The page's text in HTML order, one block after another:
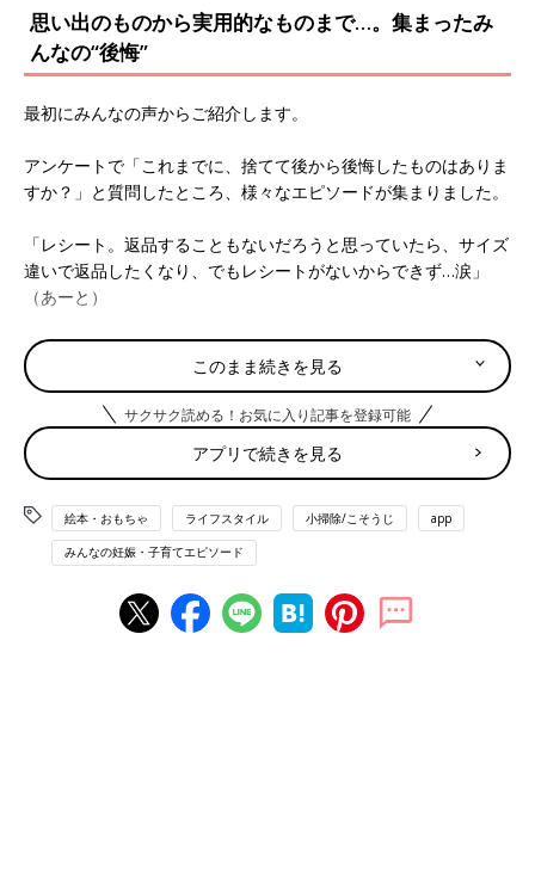
が楽になり、子どもとの時間が増えたという母
思い出のものから実用的なものまで…。集まったみ
んなの“後悔”
最初にみんなの声からご紹介します。
アンケートで「これまでに、捨てて後から後悔したものはありま
すか？」と質問したところ、様々なエピソードが集まりました。
「レシート。返品することもないだろうと思っていたら、サイズ
違いで返品したくなり、でもレシートがないからできず…涙」
（あーと）
「QUOカード残高の記載されているレシート。レシートは何も
考えず買っですぐに破棄する癖が身についているため、いただい
たQUOカード使用時もよく確かめずにノールックで捨ててしま
う。そのため残高がわからない」（しろうさぎ）
「金融機関から発行された書類で後々必要になったものがあっ
た。独身時代の写真も捨ててしまい、結婚式の準備で小さい頃の
振り返りをしたいと思っても思い出せるものがない…」（とりっ
ぴー）
「昔の写真をほとんど処分した。普段見ないけど、やっぱり置い
ておけばよかった」（ナッツ）
このまま続きを見る
サクサク読める！お気に入り記事を登録可能
アプリで続きを見る
絵本・おもちゃ ライフスタイル 小掃除/こそうじ app
みんなの妊娠・子育てエピソード